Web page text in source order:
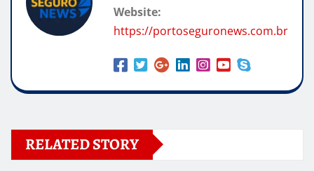
Website:
https://portoseguronews.com.br
RELATED STORY